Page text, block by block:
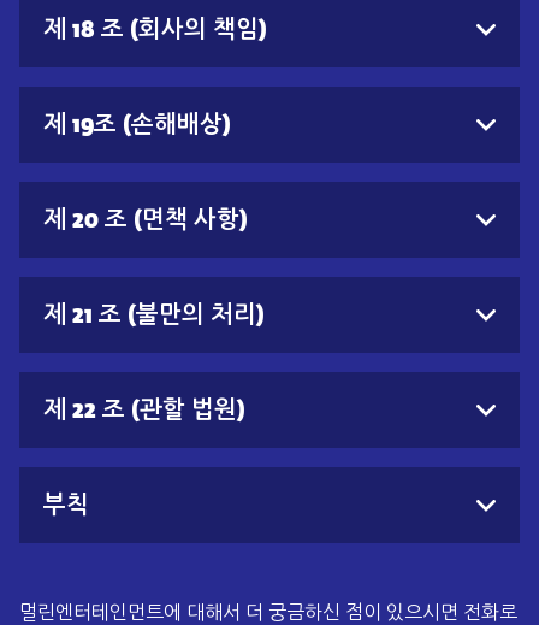
제 18 조 (회사의 책임)
제 19조 (손해배상)
제 20 조 (면책 사항)
제 21 조 (불만의 처리)
제 22 조 (관할 법원)
부칙
멀린엔터테인먼트에 대해서 더 궁금하신 점이 있으시면 전화로